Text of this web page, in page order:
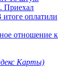
Приехал
итоге оплатили
отношение к
Карты)